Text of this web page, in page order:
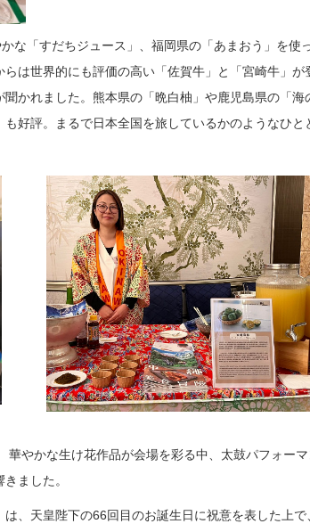
な「すだちジュース」、福岡県の「あまおう」を使
は世界的にも評価の高い「佐賀牛」と「宮崎牛」が
かれました。熊本県の「晩白柚」や鹿児島県の「海
好評。まるで日本全国を旅しているかのようなひと
やかな生け花作品が会場を彩る中、太鼓パフォー
ました。
、天皇陛下の66回目のお誕生日に祝意を表した上で